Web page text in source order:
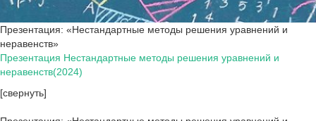
Презентация: «Нестандартные методы решения уравнений и
неравенств»
Презентация Нестандартные методы решения уравнений и
неравенств(2024)
[свернуть]